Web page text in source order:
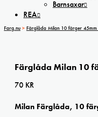
Barnsaxar
REA
Farg.nu > Färglåda Milan 10 färger
Färglåda Milan 10
70 KR
Milan Färglåda, 10